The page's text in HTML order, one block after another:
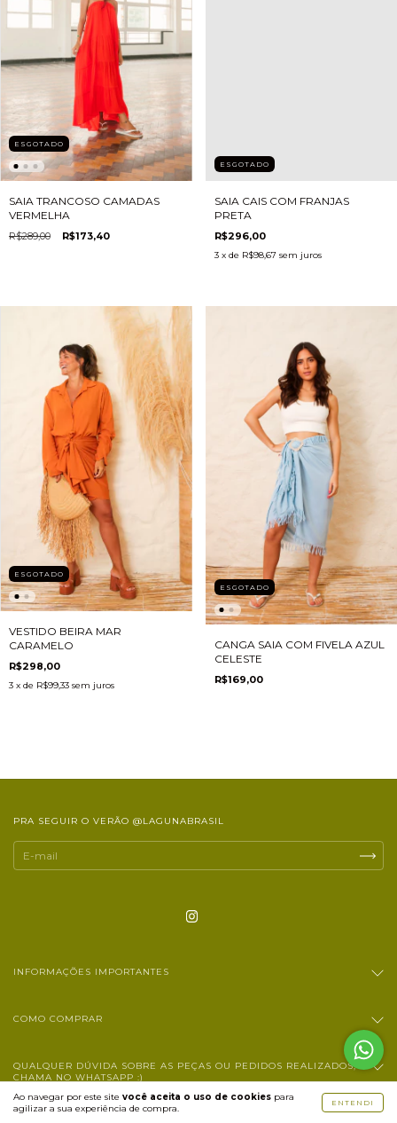
Ao navegar por este site você aceita o uso de cookies para
agilizar a sua experiência de compra.
ENTENDI
ESGOTADO
SAIA TRANCOSO CAMADAS
VERMELHA
R$289,00 R$173,40
ESGOTADO
SAIA CAIS COM FRANJAS
PRETA
R$296,00
3 x de R$98,67 sem juros
ESGOTADO
VESTIDO BEIRA MAR
CARAMELO
R$298,00
3 x de R$99,33 sem juros
ESGOTADO
CANGA SAIA COM FIVELA AZUL
CELESTE
R$169,00
PRA SEGUIR O VERÃO @LAGUNABRASIL
INFORMAÇÕES IMPORTANTES
COMO COMPRAR
QUALQUER DÚVIDA SOBRE AS PEÇAS OU PEDIDOS REALIZADOS,
CHAMA NO WHATSAPP :)